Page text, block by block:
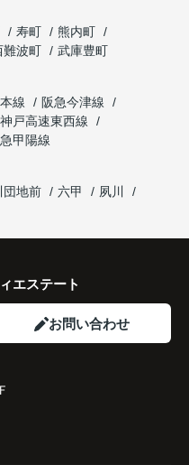
当に良かったと思ってい
して引き継ぐことがで
売却となりました。
へのアクセス、阪急西宮
業施設など、このエリア
を選ばれました。
の通勤・通学時間が短く
見据えた良い選択だった
寿町
熊内町
難波町
武庫豊町
線
阪急今津線
神戸高速東西線
甲陽線
団地前 六甲
夙川
エステート
お問い合わせ